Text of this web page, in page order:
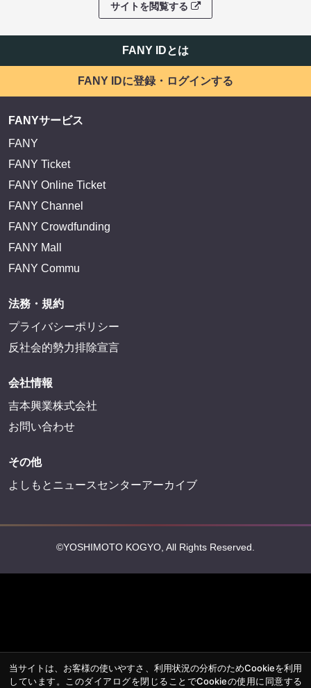
サイトを閲覧する
FANY IDとは
FANY IDに登録・ログインする
FANYサービス
FANY
FANY Ticket
FANY Online Ticket
FANY Channel
FANY Crowdfunding
FANY Mall
FANY Commu
法務・規約
プライバシーポリシー
反社会的勢力排除宣言
会社情報
吉本興業株式会社
お問い合わせ
その他
よしもとニュースセンターアーカイブ
©YOSHIMOTO KOGYO, All Rights Reserved.
当サイトは、お客様の使いやすさ、利用状況の分析のためCookieを利用
しています。このダイアログを閉じることでCookieの使用に同意する